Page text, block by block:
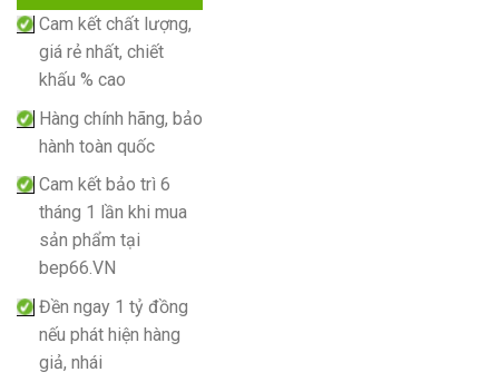
Cam kết chất lượng,
giá rẻ nhất, chiết
khấu % cao
Hàng chính hãng, bảo
hành toàn quốc
Cam kết bảo trì 6
tháng 1 lần khi mua
sản phẩm tại
bep66.VN
Đền ngay 1 tỷ đồng
nếu phát hiện hàng
giả, nhái